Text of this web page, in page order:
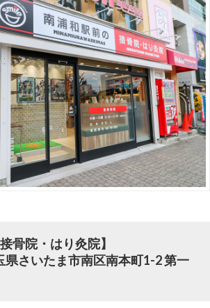
骨院・はり灸院】
県さいたま市南区南本町1-2 第一